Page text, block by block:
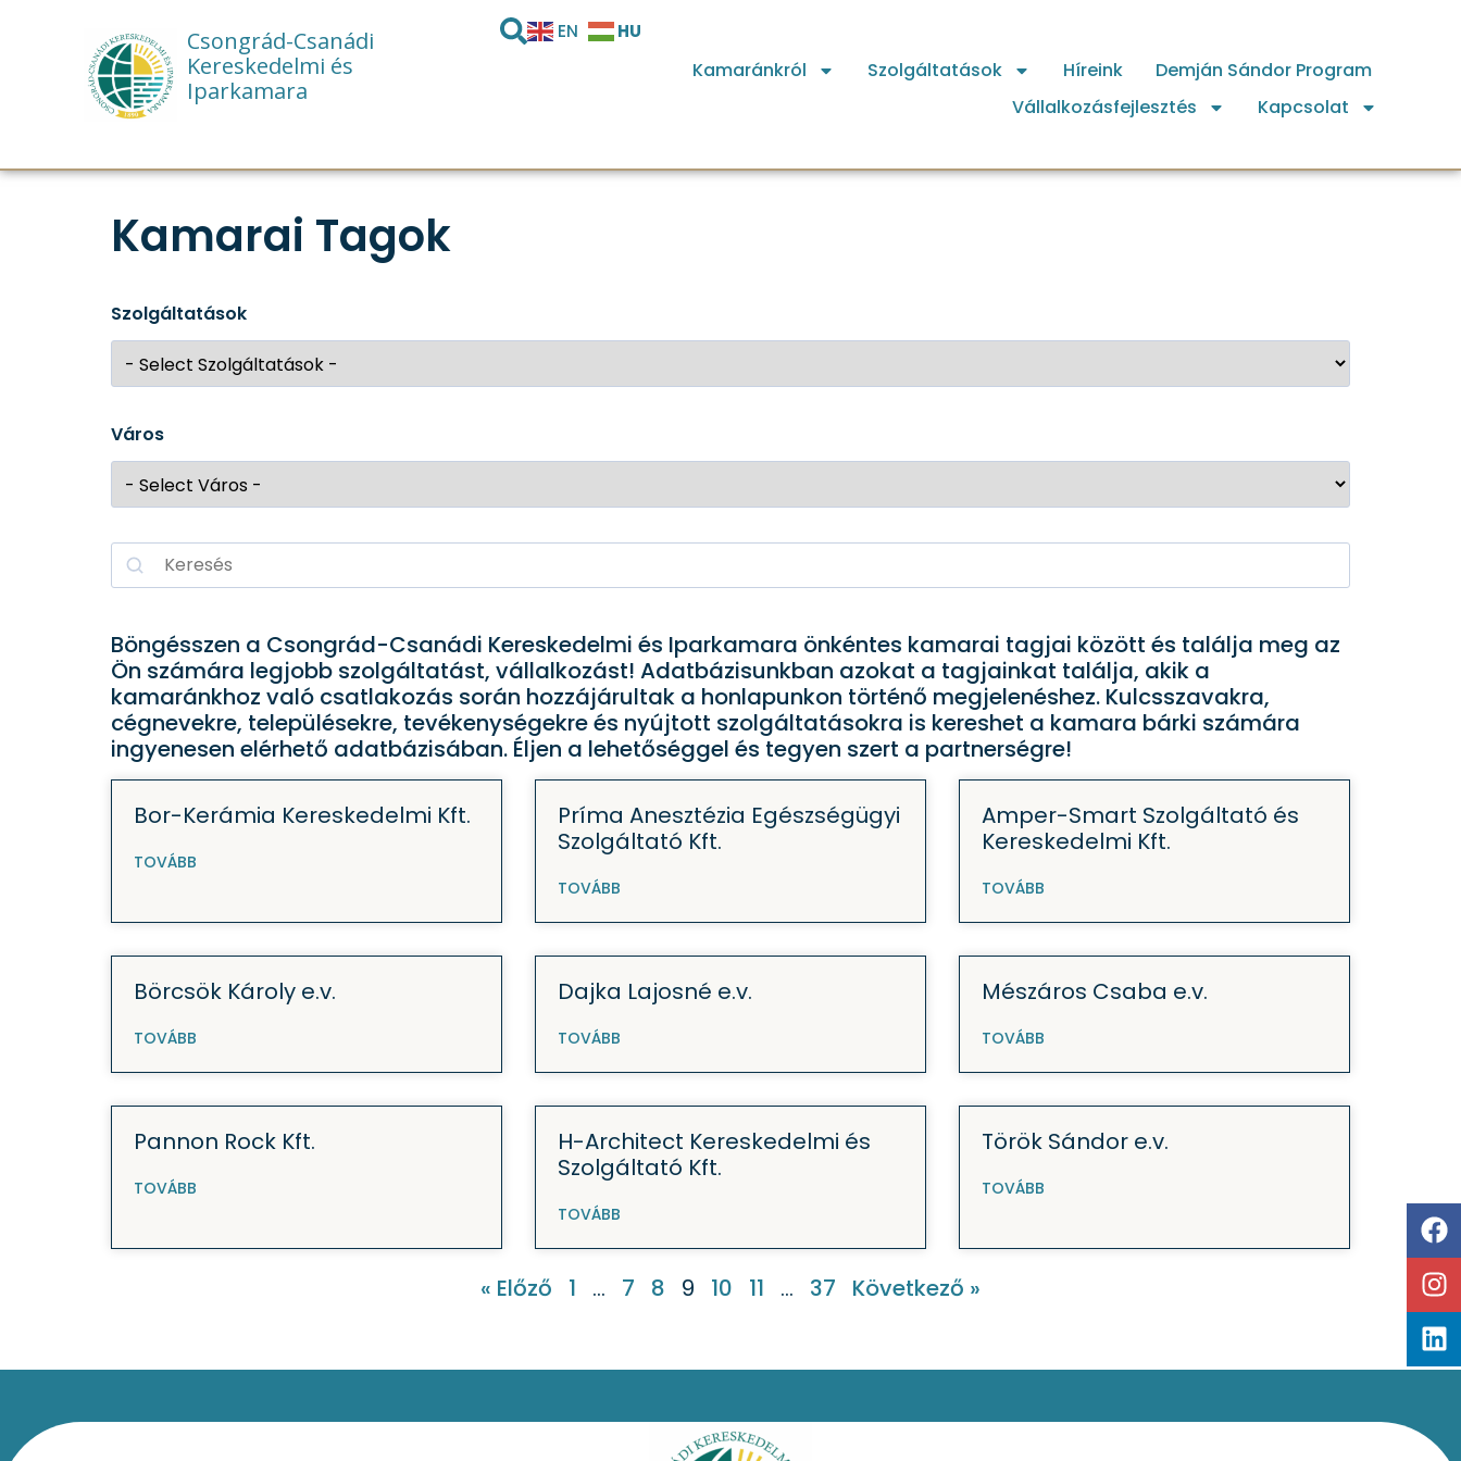
Csongrád-Csanádi
Kereskedelmi és
Iparkamara
EN HU
Kamaránkról Szolgáltatások Híreink
Demján Sándor Program
Vállalkozásfejlesztés
Kapcsolat
Kamarai Tagok
Szolgáltatások
Város
Böngésszen a Csongrád-Csanádi Kereskedelmi és Iparkamara önkéntes kamarai tagjai között és találja meg az
Ön számára legjobb szolgáltatást, vállalkozást! Adatbázisunkban azokat a tagjainkat találja, akik a
kamaránkhoz való csatlakozás során hozzájárultak a honlapunkon történő megjelenéshez. Kulcsszavakra,
cégnevekre, településekre, tevékenységekre és nyújtott szolgáltatásokra is kereshet a kamara bárki számára
ingyenesen elérhető adatbázisában. Éljen a lehetőséggel és tegyen szert a partnerségre!
Bor-Kerámia Kereskedelmi Kft.
TOVÁBB
Príma Anesztézia Egészségügyi
Szolgáltató Kft.
TOVÁBB
Amper-Smart Szolgáltató és
Kereskedelmi Kft.
TOVÁBB
Börcsök Károly e.v.
TOVÁBB
Dajka Lajosné e.v.
TOVÁBB
Mészáros Csaba e.v.
TOVÁBB
Pannon Rock Kft.
TOVÁBB
H-Architect Kereskedelmi és
Szolgáltató Kft.
TOVÁBB
Török Sándor e.v.
TOVÁBB
« Előző 1 … 7 8 9 10 11 … 37 Következő »